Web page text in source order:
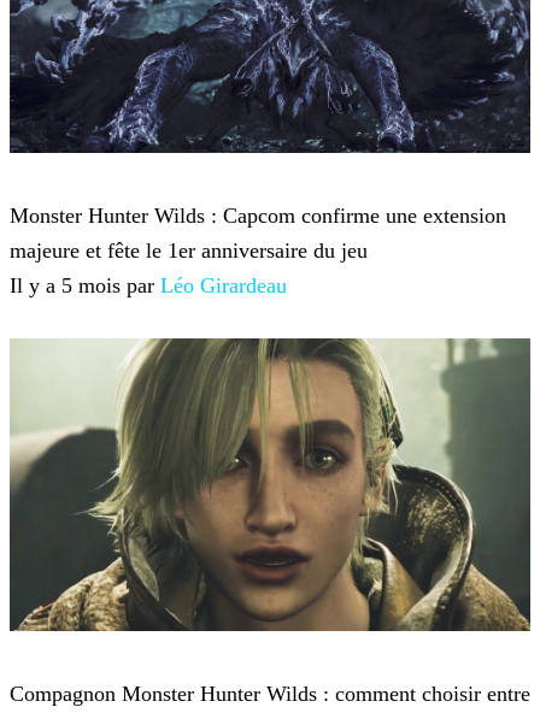
Monster Hunter Wilds : Capcom confirme une extension
majeure et fête le 1er anniversaire du jeu
Il y a 5 mois par Léo Girardeau
Compagnon Monster Hunter Wilds : comment choisir entre